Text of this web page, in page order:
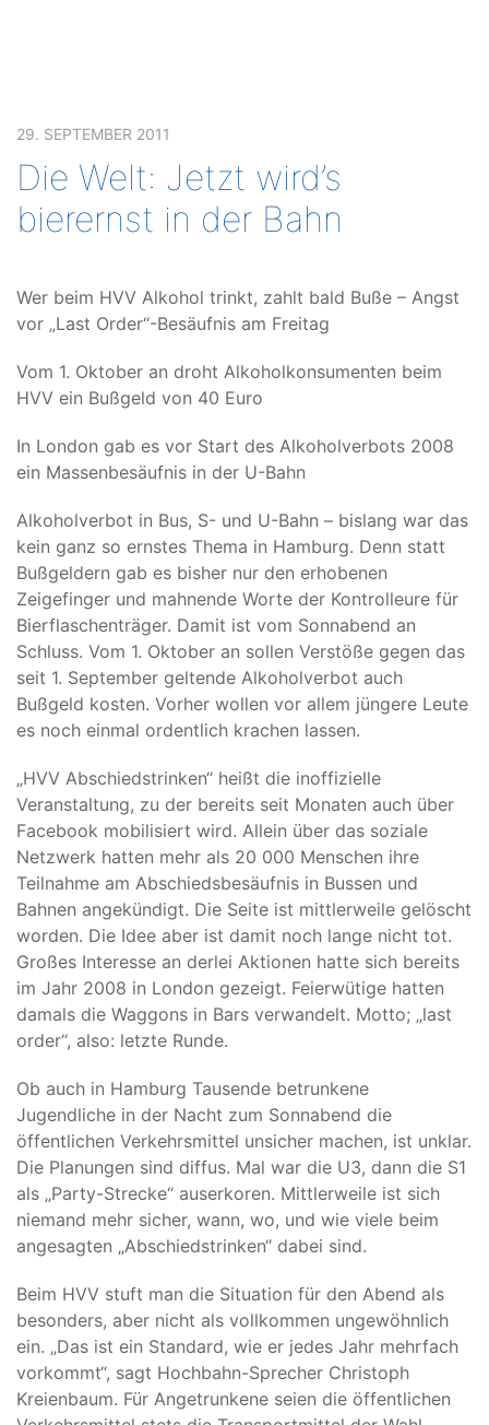
29. SEPTEMBER 2011
Die Welt: Jetzt wird’s
bierernst in der Bahn
Wer beim HVV Alkohol trinkt, zahlt bald Buße – Angst
vor „Last Order“-Besäufnis am Freitag
Vom 1. Oktober an droht Alkoholkonsumenten beim
HVV ein Bußgeld von 40 Euro
In London gab es vor Start des Alkoholverbots 2008
ein Massenbesäufnis in der U-Bahn
Alkoholverbot in Bus, S- und U-Bahn – bislang war das
kein ganz so ernstes Thema in Hamburg. Denn statt
Bußgeldern gab es bisher nur den erhobenen
Zeigefinger und mahnende Worte der Kontrolleure für
Bierflaschenträger. Damit ist vom Sonnabend an
Schluss. Vom 1. Oktober an sollen Verstöße gegen das
seit 1. September geltende Alkoholverbot auch
Bußgeld kosten. Vorher wollen vor allem jüngere Leute
es noch einmal ordentlich krachen lassen.
„HVV Abschiedstrinken“ heißt die inoffizielle
Veranstaltung, zu der bereits seit Monaten auch über
Facebook mobilisiert wird. Allein über das soziale
Netzwerk hatten mehr als 20 000 Menschen ihre
Teilnahme am Abschiedsbesäufnis in Bussen und
Bahnen angekündigt. Die Seite ist mittlerweile gelöscht
worden. Die Idee aber ist damit noch lange nicht tot.
Großes Interesse an derlei Aktionen hatte sich bereits
im Jahr 2008 in London gezeigt. Feierwütige hatten
damals die Waggons in Bars verwandelt. Motto; „last
order“, also: letzte Runde.
Ob auch in Hamburg Tausende betrunkene
Jugendliche in der Nacht zum Sonnabend die
öffentlichen Verkehrsmittel unsicher machen, ist unklar.
Die Planungen sind diffus. Mal war die U3, dann die S1
als „Party-Strecke“ auserkoren. Mittlerweile ist sich
niemand mehr sicher, wann, wo, und wie viele beim
angesagten „Abschiedstrinken“ dabei sind.
Beim HVV stuft man die Situation für den Abend als
besonders, aber nicht als vollkommen ungewöhnlich
ein. „Das ist ein Standard, wie er jedes Jahr mehrfach
vorkommt“, sagt Hochbahn-Sprecher Christoph
Kreienbaum. Für Angetrunkene seien die öffentlichen